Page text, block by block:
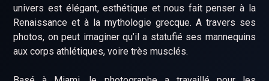
univers est élégant, esthétique et nous fait penser à la
Renaissance et à la mythologie grecque. A travers ses
photos, on peut imaginer qu’il a statufié ses mannequins
aux corps athlétiques, voire très musclés.